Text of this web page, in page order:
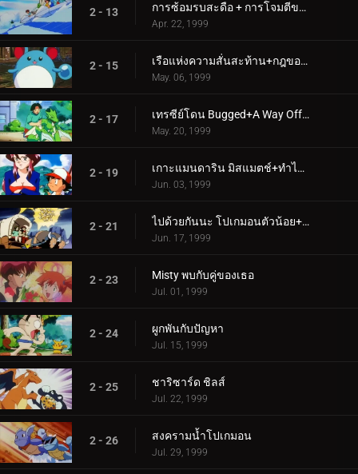
2 - 13 การซ้อมรบสะดือ + การโจมตีของว่าง
Apr. 22, 1999
2 - 15 เรือแห่งความสั่นสะท้าน+กฎของเหมียว!
May. 06, 1999
2 - 17 เทรซีย์โดน Bugged+A Way Off Day Off
May. 20, 1999
2 - 19 เกาะแมนดาริน มิสแมตช์+ทำไมเจ้าถึงเป็นโปเกมอน
Jun. 03, 1999
2 - 21 ไปด้วยกันนะ โปเกมอนตัวน้อย+ภัยคุกคามลึกลับ
Jun. 17, 1999
2 - 23 Misty พบกับคู่ของเธอ
Jul. 01, 1999
2 - 24 ผูกพันกับปัญหา
Jul. 15, 1999
2 - 25 ชาริซาร์ด ชิลส์
Jul. 22, 1999
2 - 26 สงครามน้ำโปเกมอน
Jul. 29, 1999